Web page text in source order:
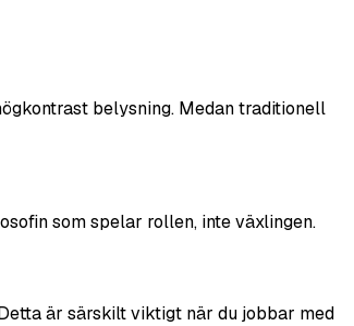
belysning. Medan traditionell
som spelar rollen, inte växlingen.
är särskilt viktigt när du jobbar med